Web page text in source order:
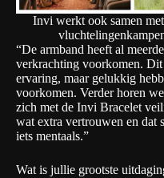
Invi werkt ook samen
“De armband heeft al
verkrachting voorkomen. Dit
ervaring, maar gelukkig
voorkomen. Verder horen
zich met de Invi Bracelet
wat extra vertrouwen en dat
iets mentaals.”
Wat is jullie grootste